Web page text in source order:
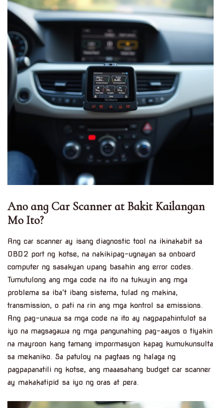
Ano ang Car Scanner at Bakit Kailangan
Mo Ito?
Ang car scanner ay isang diagnostic tool na ikinakabit sa
OBD2 port ng kotse, na nakikipag-ugnayan sa onboard
computer ng sasakyan upang basahin ang error codes.
Tumutulong ang mga code na ito na tukuyin ang mga
problema sa iba’t ibang sistema, tulad ng makina,
transmission, o pati na rin ang mga kontrol sa emissions.
Ang pag-unawa sa mga code na ito ay nagpapahintulot sa
iyo na magsagawa ng mga pangunahing pag-aayos o tiyakin
na mayroon kang tamang impormasyon kapag kumukunsulta
sa mekaniko. Sa patuloy na pagtaas ng halaga ng
pagpapanatili ng kotse, ang maaasahang budget car scanner
ay makakatipid sa iyo ng oras at pera.